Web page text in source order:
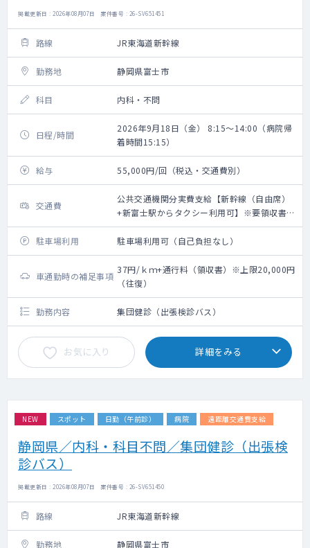
掲載更新日 : 2026年08月07日 案件番号 : 26-SV651451
路線 JR東海道新幹線
勤務地 静岡県富士市
科目 内科・不問
日程/時間
2026年9月18日（金） 8:15～14:00（病院帰
着時間15:15）
給与 55,000円/回（税込・交通費別）
交通費
公共交通機関分実費支給【新幹線（自由席）
+新富士駅からタクシー利用可】※要領収書・
上限20,000円（往復）
駐車場利用
駐車場利用可（自己負担なし）
車通勤時の補足事項
37円/ｋｍ+通行料（領収書）※上限20,000円
（往復）
勤務内容 集団健診（出張検診バス）
お気に入り 詳細をみる
NEW スポット 日勤（午前診） 病院 遠距離交通費支給
静岡県／内科・科目不問／集団健診（出張検
診バス）
掲載更新日 : 2026年08月07日 案件番号 : 26-SV651450
路線 JR東海道新幹線
勤務地 静岡県富士市